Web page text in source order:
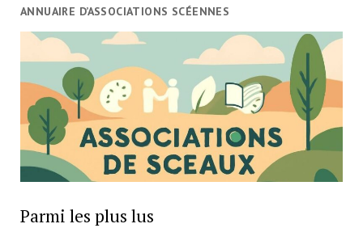
ANNUAIRE D’ASSOCIATIONS SCÉENNES
Parmi les plus lus